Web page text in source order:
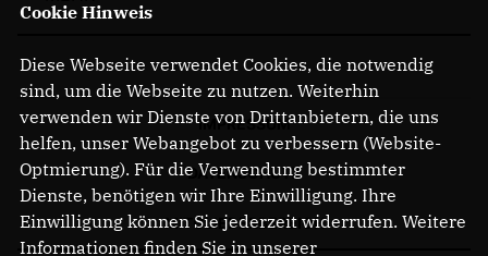
IMPRESSUM
DATENSCHUTZ
MITGLIEDERBEREICH
Cookie Hinweis
Diese Webseite verwendet Cookies, die notwendig
sind, um die Webseite zu nutzen. Weiterhin
verwenden wir Dienste von Drittanbietern, die uns
helfen, unser Webangebot zu verbessern (Website-
Optmierung). Für die Verwendung bestimmter
Dienste, benötigen wir Ihre Einwilligung. Ihre
Einwilligung können Sie jederzeit widerrufen. Weitere
Informationen finden Sie in unserer